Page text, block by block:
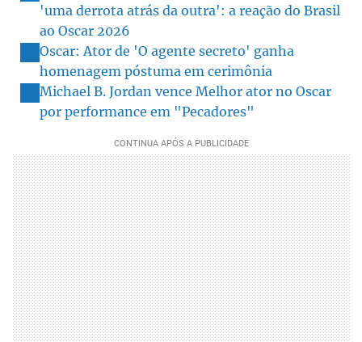
'uma derrota atrás da outra': a reação do Brasil
ao Oscar 2026
Oscar: Ator de 'O agente secreto' ganha
homenagem póstuma em cerimônia
Michael B. Jordan vence Melhor ator no Oscar
por performance em "Pecadores"